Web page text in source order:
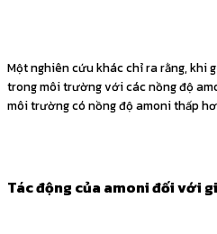
Một nghiên cứu khác chỉ ra rằng, khi
trong môi trường với các nồng độ
môi trường có nồng độ amoni thấp
Tác động của amoni đối với